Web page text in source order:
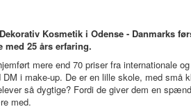
Kosmetik i Odense - Danmarks
med 25 års erfaring.
mere end 70 priser fra internationale
DM i make-up. De er en lille skole, med små
så dygtige? Fordi de giver dem en
med.